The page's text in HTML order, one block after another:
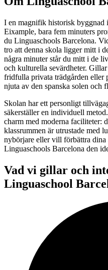
I en magnifik historisk byggnad
Eixample, bara fem minuters
du Linguaschools Barcelona.
tro att denna skola ligger mitt i
några minuter står du mitt i de
och kulturella sevärdheter.
fridfulla privata trädgården eller
njuta av den spanska solen och
Skolan har ett personligt
säkerställer en individuell
charm med moderna faciliteter:
klassrummen är utrustade med
nybörjare eller vill förbättra dina
Linguaschools Barcelona den
Vad vi gillar och
Linguaschool